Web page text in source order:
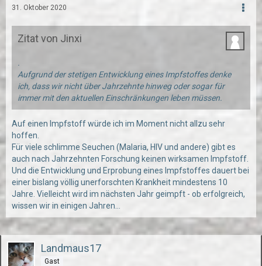
31. Oktober 2020
Zitat von Jinxi
.
Aufgrund der stetigen Entwicklung eines Impfstoffes denke
ich, dass wir nicht über Jahrzehnte hinweg oder sogar für
immer mit den aktuellen Einschränkungen leben müssen.
Auf einen Impfstoff würde ich im Moment nicht allzu sehr
hoffen.
Für viele schlimme Seuchen (Malaria, HIV und andere) gibt es
auch nach Jahrzehnten Forschung keinen wirksamen Impfstoff.
Und die Entwicklung und Erprobung eines Impfstoffes dauert bei
einer bislang völlig unerforschten Krankheit mindestens 10
Jahre. Vielleicht wird im nächsten Jahr geimpft - ob erfolgreich,
wissen wir in einigen Jahren...
Landmaus17
Gast